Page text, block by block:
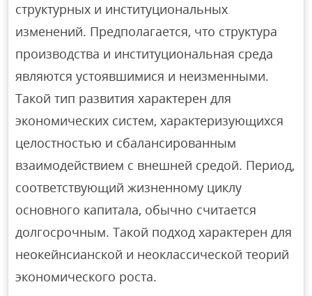
структурных и институциональных
изменений. Предполагается, что структура
производства и институциональная среда
являются устоявшимися и неизменными.
Такой тип развития характерен для
экономических систем, характеризующихся
целостностью и сбалансированным
взаимодействием с внешней средой. Период,
соответствующий жизненному циклу
основного капитала, обычно считается
долгосрочным. Такой подход характерен для
неокейнсианской и неоклассической теорий
экономического роста.